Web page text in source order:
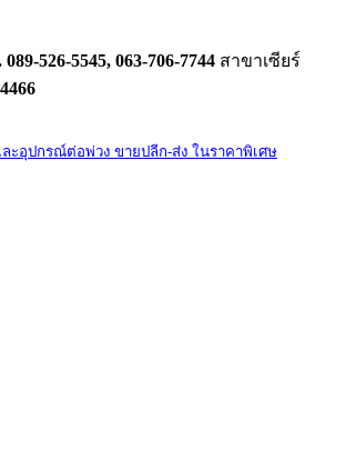
089-526-5545, 063-706-7744 สาขาเซียร์
ะอุปกรณ์ต่อพ่วง ขายปลีก-ส่ง ในราคาพิเศษ